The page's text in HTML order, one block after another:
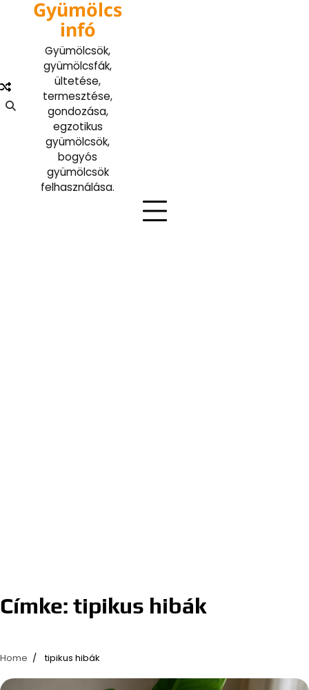
Gyümölcs
infó
Gyümölcsök,
gyümölcsfák,
ültetése,
termesztése,
gondozása,
egzotikus
gyümölcsök,
bogyós
gyümölcsök
felhasználása.
Címke: tipikus hibák
Home tipikus hibák